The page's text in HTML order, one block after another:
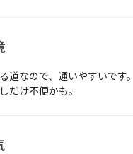
道なので、通いやすいです。
だけ不便かも。